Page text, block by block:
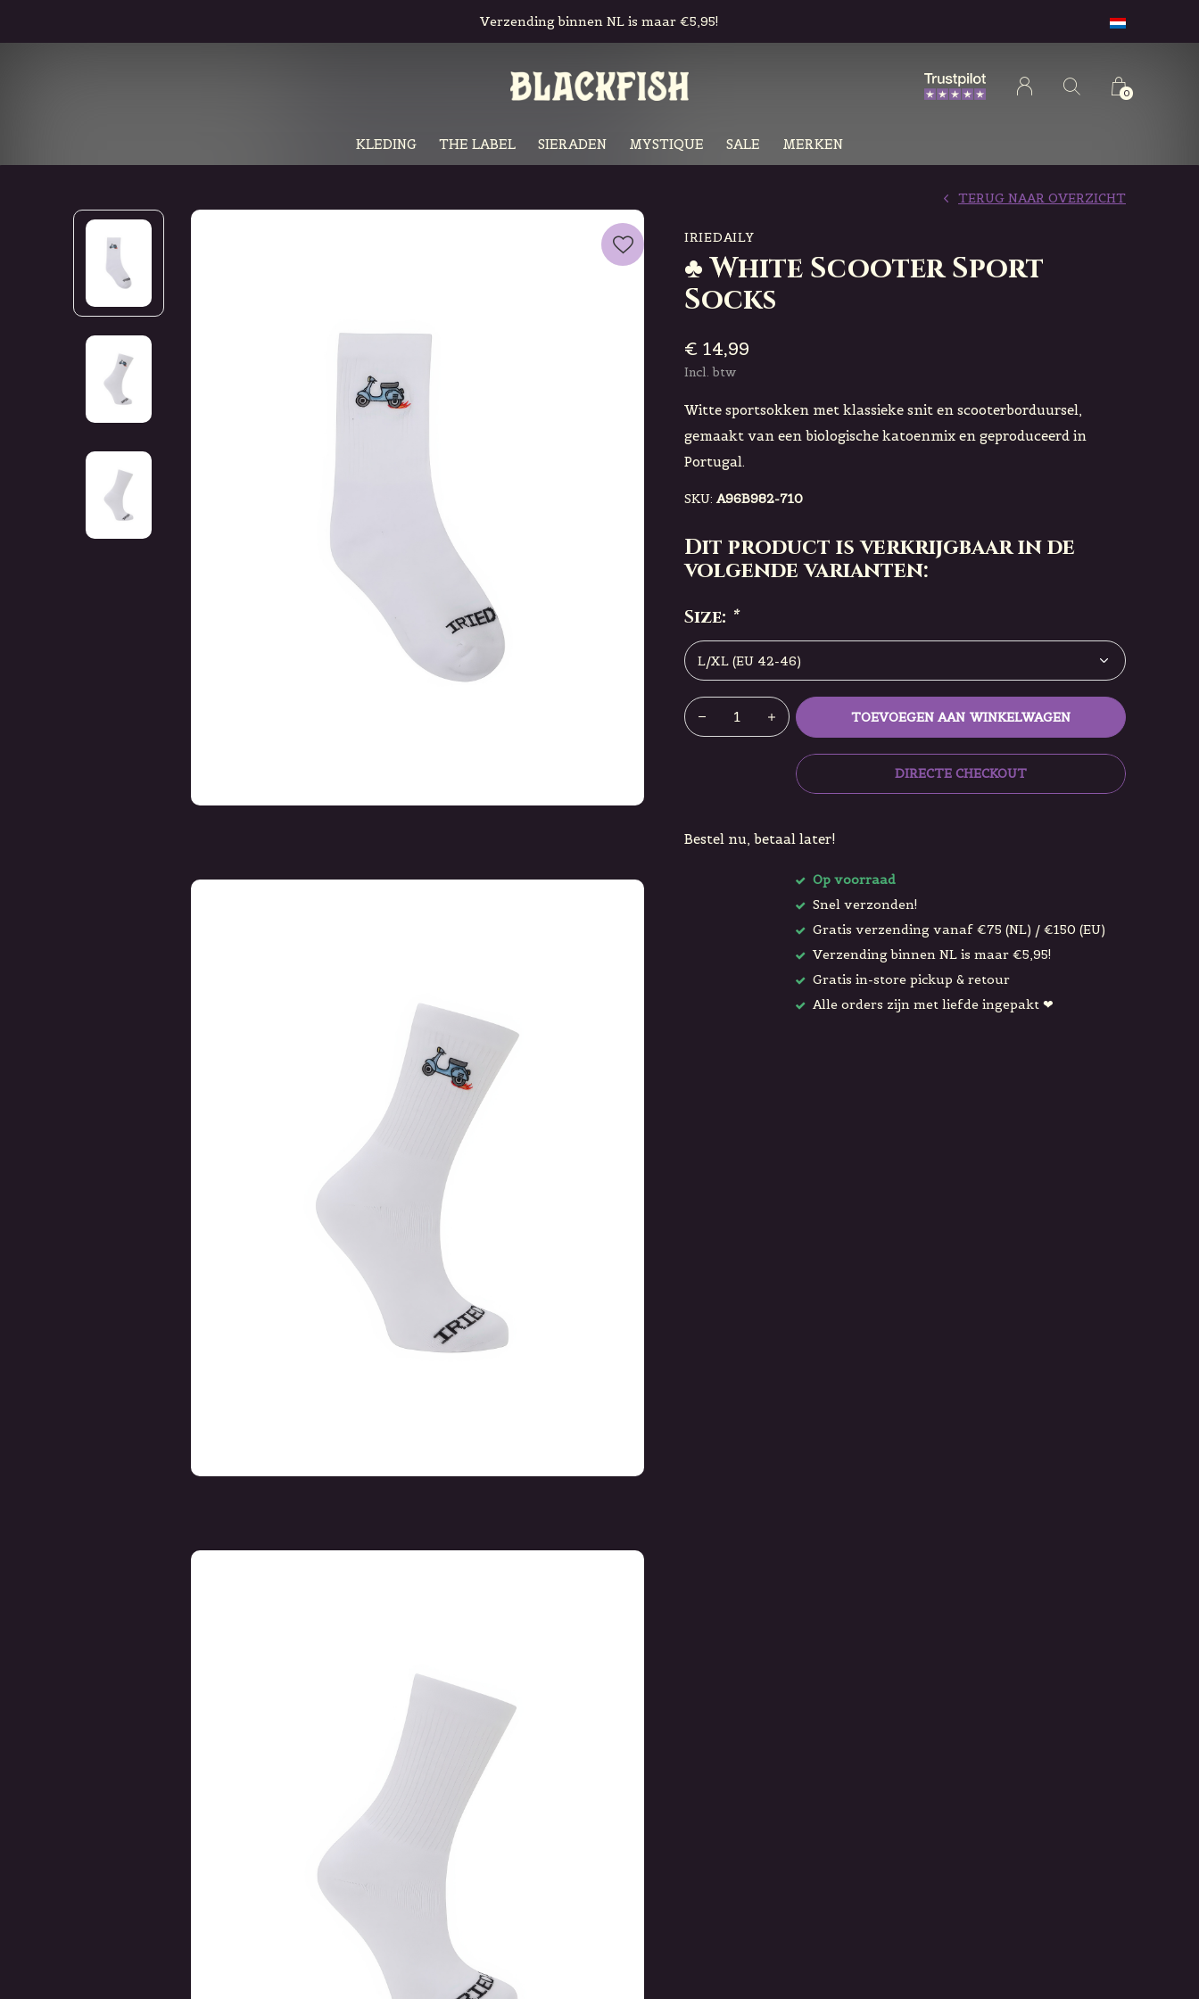
KLEDING THE LABEL SIERADEN MYSTIQUE SALE MERKEN
0
Verzending binnen NL is maar €5,95!
IRIEDAILY
♣ White Scooter Sport
Socks
TERUG NAAR OVERZICHT
€ 14,99
Incl. btw
Witte sportsokken met klassieke snit en scooterborduursel,
gemaakt van een biologische katoenmix en geproduceerd in
Portugal.
SKU:A96B982-710
Dit product is verkrijgbaar in de
volgende varianten:
Size: *
TOEVOEGEN AAN WINKELWAGEN
DIRECTE CHECKOUT
Bestel nu, betaal later!
Op voorraad
Snel verzonden!
Gratis verzending vanaf €75 (NL) / €150 (EU)
Verzending binnen NL is maar €5,95!
Gratis in-store pickup & retour
Alle orders zijn met liefde ingepakt ❤